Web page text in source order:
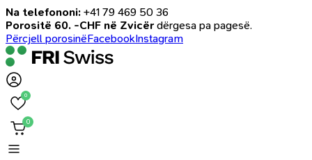
Na telefononi: +41 79 469 50 36
Porositë 60. -CHF në Zvicër dërgesa pa pagesë.
Përcjell porosinëFacebookInstagram
0
0